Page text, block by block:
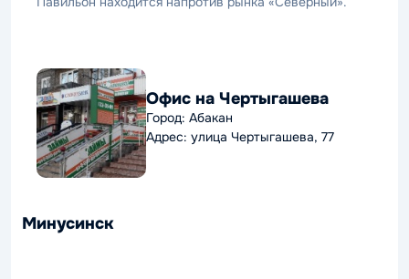
Офис на Чертыгашева
Город: Абакан
Адрес: улица Чертыгашева, 77
Минусинск